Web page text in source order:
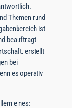
Themen rund
ist
beauftragt
erstellt
bei
es operativ
eines: